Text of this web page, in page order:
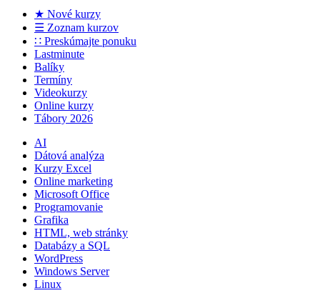
★ Nové kurzy
☰ Zoznam kurzov
∷ Preskúmajte ponuku
Lastminute
Balíky
Termíny
Videokurzy
Online kurzy
Tábory 2026
AI
Dátová analýza
Kurzy Excel
Online marketing
Microsoft Office
Programovanie
Grafika
HTML, web stránky
Databázy a SQL
WordPress
Windows Server
Linux